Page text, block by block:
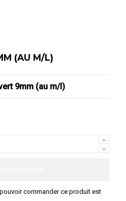
(AU M/L)
9mm (au m/l)
commander ce produit est